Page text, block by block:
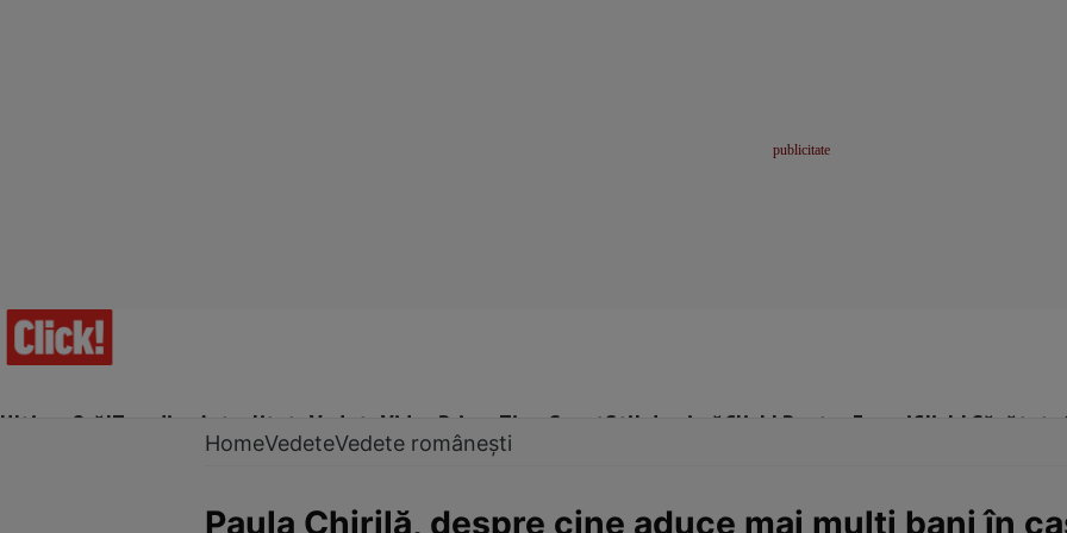
Ultima Oră!Trending Actualitate Vedete Video Prime Time SportStil de viațăClick! Pentru FemeiClick! Sănătate
HomeVedeteVedete românești
Paula Chirilă, despre cine aduce mai mulți bani în